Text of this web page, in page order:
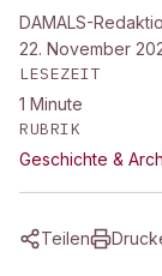
DAMALS-
22. November
LESEZEIT
1 Minute
RUBRIK
Geschichte &
Teilen